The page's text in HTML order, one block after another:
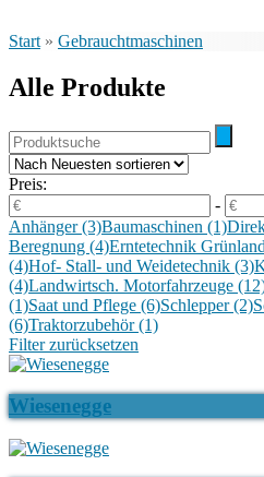
Start » Gebrauchtmaschinen
Alle Produkte
Preis:
-
Anhänger(3)Baumaschinen (1)
Beregnung (4)Erntetechnik Grünland
(4)Hof- Stall- und Weidetechnik (3)
(4)Landwirtsch. Motorfahrzeuge
(1)Saat und Pflege (6)Schlepper(2)
(6)Traktorzubehör(1)
Filter zurücksetzen
Wiesenegge